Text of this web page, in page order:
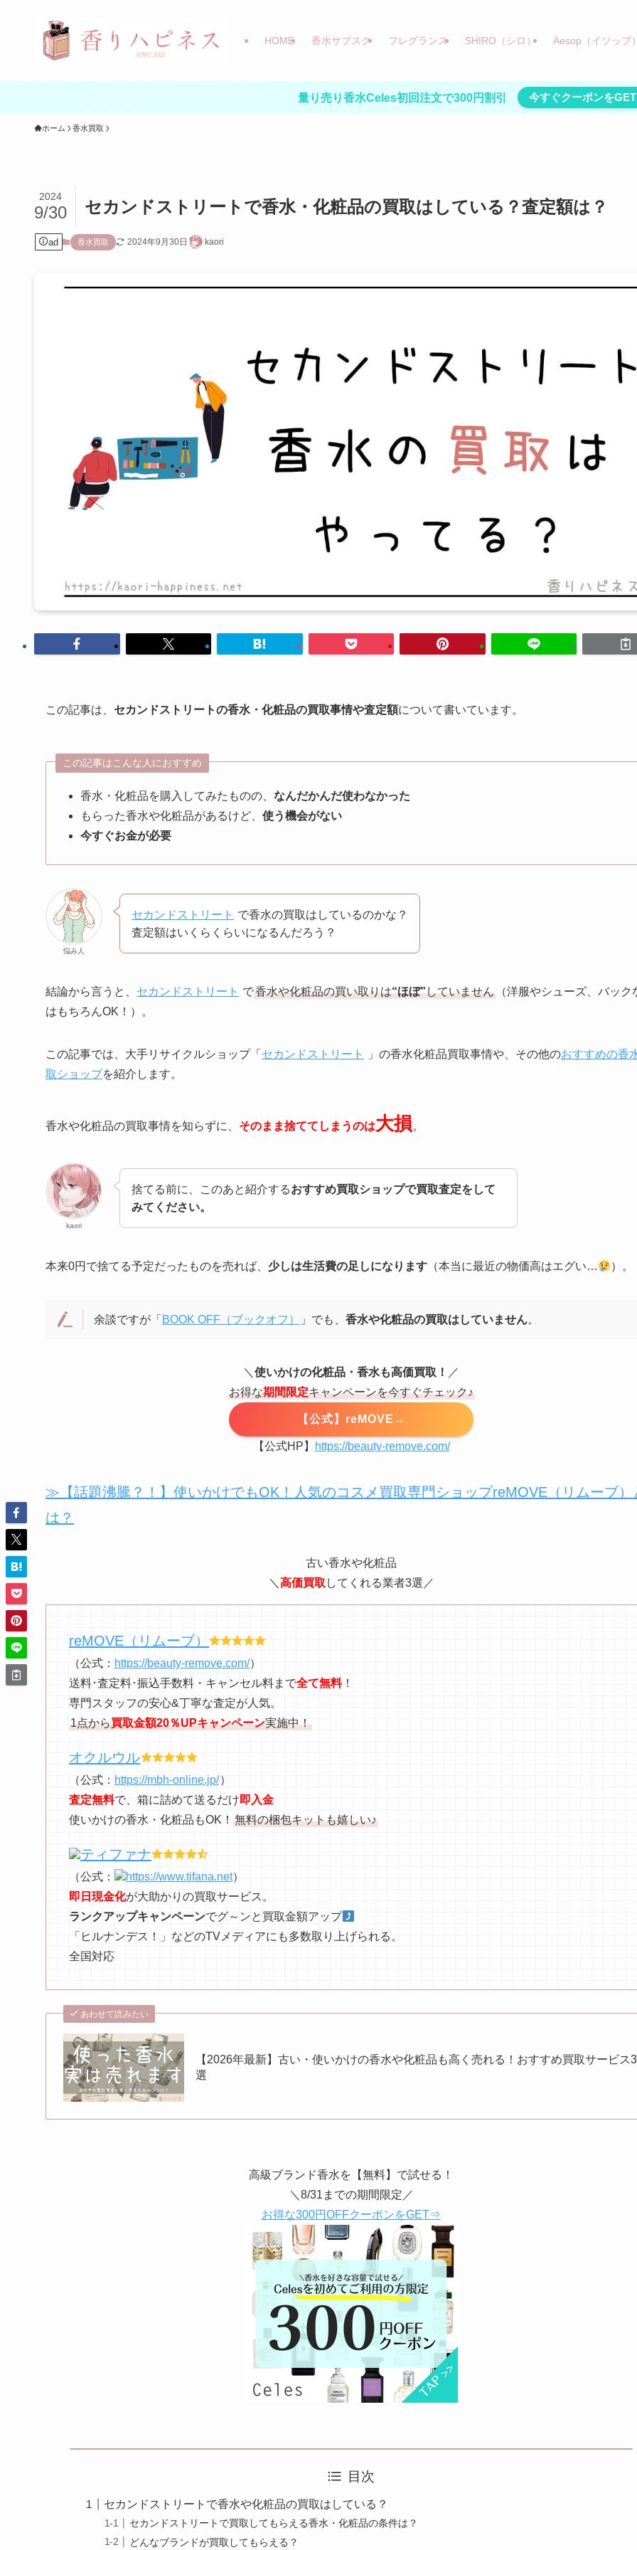
HOME 香水サブスク フレグランス SHIRO（シロ） Aesop（イソップ
量り売り香水Celes初回注文で300円割引 今すぐクーポンを
ホーム 香水買取
セカンドストリートで香水・化粧品の買取はしている？査定額は？
2024
9/30
ad 香水買取 2024年9月30日 kaori
この記事は、 セカンドストリートの香水・化粧品の買取事情や査定額について書いています。
この記事はこんな人におすすめ
香水・化粧品を購入してみたものの、 なんだかんだ使わなかった
もらった香水や化粧品があるけど、 使う機会がない
今すぐお金が必要
悩み人
セカンドストリート で香水の買取はしているのかな？
査定額はいくらくらいになるんだろう？
結論から言うと、 セカンドストリート で香水や化粧品の買い取りは“ほぼ”していません
（洋服やシューズ、バック
はもちろんOK！）。
この記事では、大手リサイクルショップ「 セカンドストリート 」の香水化粧品買取事情や、その他のおすすめの香
取ショップを紹介します。
香水や化粧品の買取事情を知らずに、 そのまま捨ててしまうのは大損。
kaori
捨てる前に、このあと紹介するおすすめ買取ショップで買取査定をして
みてください。
本来0円で捨てる予定だったものを売れば、 少しは生活費の足しになります （本当に最近の物価高はエグい… ）。
余談ですが「 BOOK OFF（ブックオフ） 」でも、 香水や化粧品の買取はしていません。
＼ 使いかけの化粧品・香水も高価買取！ ／
お得な期間限定キャンペーンを今すぐチェック♪
【公式】reMOVE→
【公式HP】 https://beauty-remove.com/
≫【話題沸騰？！】使いかけでもOK！人気のコスメ買取専門ショップreMOVE（リムーブ）
は？
古い香水や化粧品
＼ 高価買取 してくれる業者3選／
reMOVE（リムーブ）
（公式： https://beauty-remove.com/）
送料･査定料･振込手数料・キャンセル料まで全て無料！
専門スタッフの安心&丁寧な査定が人気。
1点から買取金額20％UPキャンペーン実施中！
オクルウル
（公式： https://mbh-online.jp/）
査定無料で、箱に詰めて送るだけ即入金
使いかけの香水・化粧品もOK！ 無料の梱包キットも嬉しい♪
ティファナ
（公式： https://www.tifana.net）
即日現金化が大助かりの買取サービス。
ランクアップキャンペーンでグ～ンと買取金額アップ
「ヒルナンデス！」などのTVメディアにも多数取り上げられる。
全国対応
あわせて読みたい
【2026年最新】古い・使いかけの香水や化粧品も高く売れる！おすすめ買取サービス3
選
高級ブランド香水を【無料】で試せる！
＼8/31までの期間限定／
お得な300円OFFクーポンをGET⇒
目次
セカンドストリートで香水や化粧品の買取はしている？
セカンドストリートで買取してもらえる香水・化粧品の条件は？
どんなブランドが買取してもらえる？